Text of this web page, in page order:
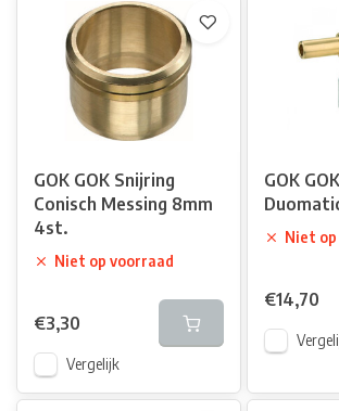
GOK GOK Snijring
Conisch Messing 8mm
4st.
Niet op voorraad
€3,30
Vergelijk
GOK
Niet
€14,70